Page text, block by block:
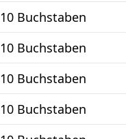
10 Buchstaben
10 Buchstaben
10 Buchstaben
10 Buchstaben